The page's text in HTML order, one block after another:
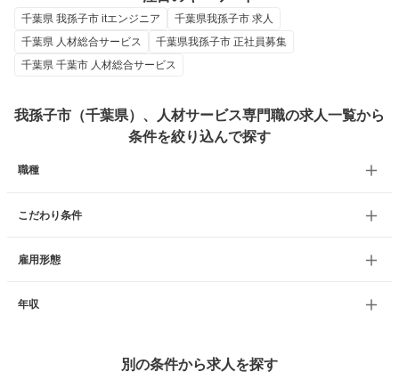
千葉県 我孫子市 itエンジニア
千葉県我孫子市 求人
千葉県 人材総合サービス
千葉県我孫子市 正社員募集
千葉県 千葉市 人材総合サービス
我孫子市（千葉県）、人材サービス専門職の求人一覧から
条件を絞り込んで探す
職種
こだわり条件
雇用形態
年収
別の条件から求人を探す